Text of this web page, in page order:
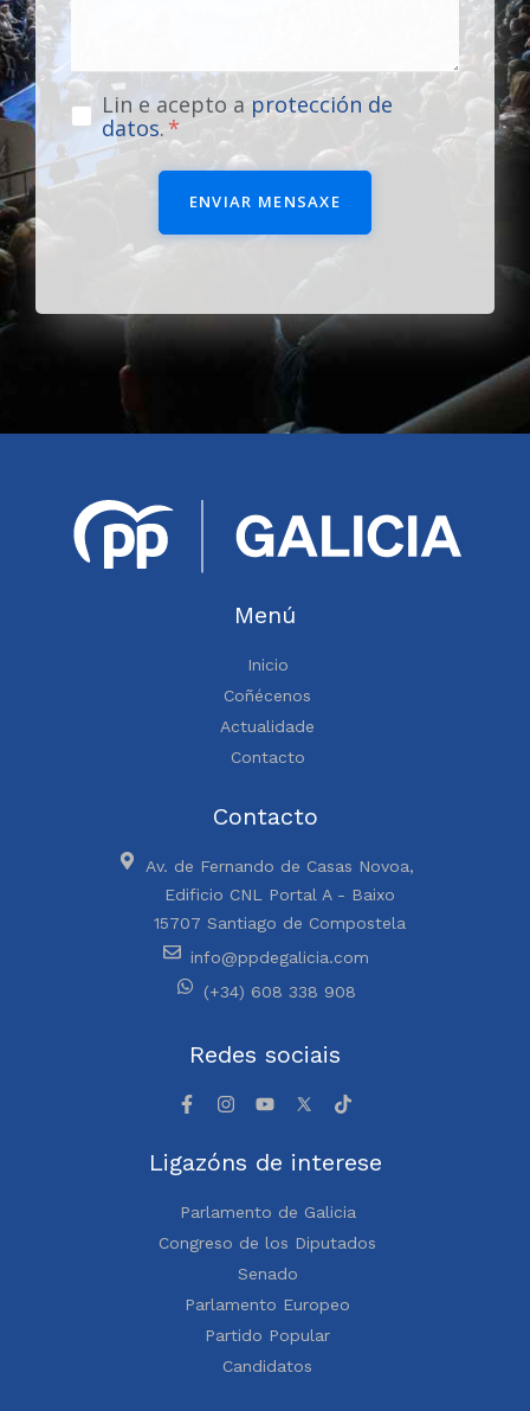
Lin e acepto a protección de
datos.
ENVIAR MENSAXE
Menú
Inicio
Coñécenos
Actualidade
Contacto
Contacto
Av. de Fernando de Casas Novoa,
Edificio CNL Portal A - Baixo
15707 Santiago de Compostela
info@ppdegalicia.com
(+34) 608 338 908
Redes sociais
Ligazóns de interese
Parlamento de Galicia
Congreso de los Diputados
Senado
Parlamento Europeo
Partido Popular
Candidatos